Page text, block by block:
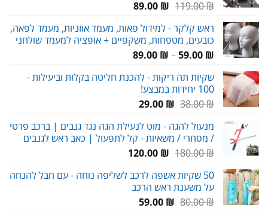
119.00₪
המחיר
היה:
119.00 ₪.
89.00 ₪
המחיר
הוא:
89.00 ₪.
ראש קלקר - למידול פאות, מעמד אוזניות, מעמד לפאה,
כובעים, מטפחות, משקפיים + אופציה למעמד שולחני
59.00 ₪
–
89.00 ₪
טווח
שקיות תה ריקות - להכנת חליטה בקלות וביעילות -
100 יחידות במבצע!
38.00₪
המחיר
היה:
38.00 ₪.
29.00 ₪
המחיר
הוא:
29.00 ₪.
מנעול להגה - מוט לנעילת הגה נגד גנבים | ברכב פרטי
/ מסחרי / משאיות - קל לתפעול | כאב ראש לגנבים
180.00₪
המחיר
היה:
180.00 ₪.
120.00 ₪
המחיר
הוא:
50 שקיות אשפה לרכב לשליפה נוחה - עם חבל להנחה
על משענת ראש הרכב
80.00₪
המחיר59.00 ₪
המחיר